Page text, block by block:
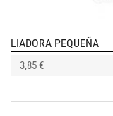
LIADORA PEQUEÑA
3,85 €